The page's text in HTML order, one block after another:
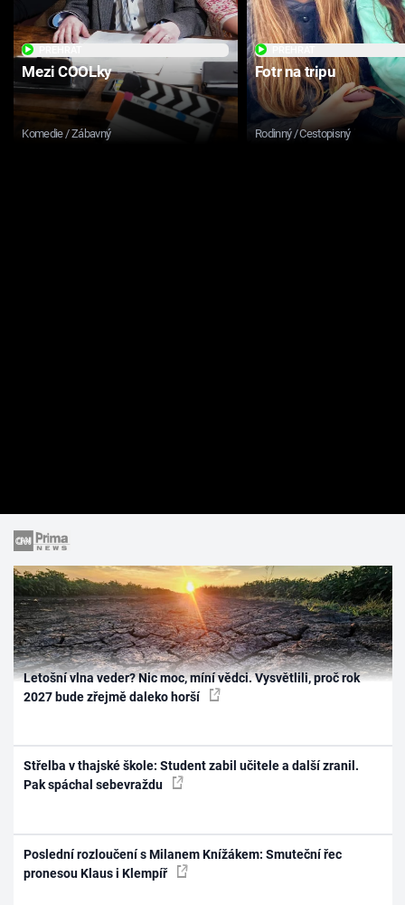
Mezi COOLky
Komedie / Zábavný
Fotr na tripu
Rodinný / Cestopisný
Letošní vlna veder? Nic moc, míní vědci. Vysvětlili, proč rok
2027 bude zřejmě daleko horší
Střelba v thajské škole: Student zabil učitele a další zranil.
Pak spáchal sebevraždu
Poslední rozloučení s Milanem Knížákem: Smuteční řec
pronesou Klaus i Klempíř